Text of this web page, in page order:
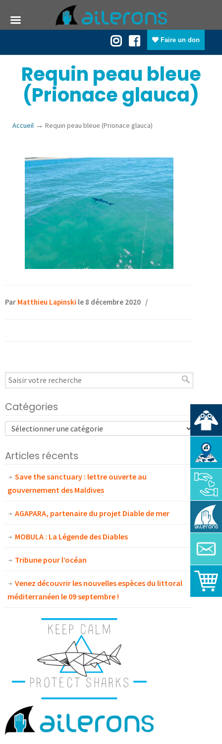
Faire un don
Requin peau bleue
(Prionace glauca)
Accueil → Requin peau bleue (Prionace glauca)
Par Matthieu Lapinski le 8 décembre 2020 /
Catégories
Articles récents
Save the sanctuary : lettre ouverte au
gouvernement des Maldives
AGAPARA, partenaire du projet Diable de mer
MOBULA : La Légende des Diables
Tribune pour l’océan
Venez découvrir les nouvelles espèces du littoral
méditerranéen le 09 septembre !